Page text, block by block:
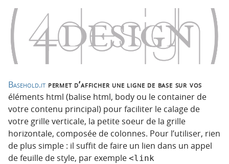
Basehold.it permet d’afficher une ligne de base sur vos
éléments html (balise html, body ou le container de
votre contenu principal) pour faciliter le calage de
votre grille verticale, la petite soeur de la grille
horizontale, composée de colonnes. Pour l’utiliser, rien
de plus simple : il suffit de faire un lien dans un appel
de feuille de style, par exemple <link